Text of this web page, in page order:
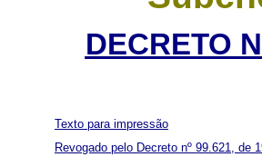
DECRETO
Texto para impressão
Revogado pelo Decreto nº 99.621, de